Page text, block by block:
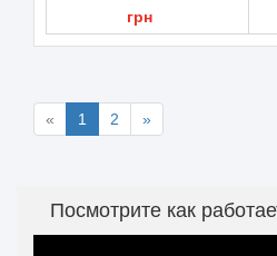
грн
« 1 2 »
Посмотрите как